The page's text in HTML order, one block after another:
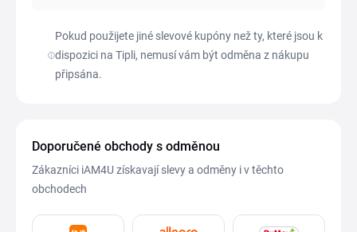
Pokud použijete jiné slevové kupóny než ty, které jsou k
dispozici na Tipli, nemusí vám být odměna z nákupu
připsána.
Doporučené obchody s odměnou
Zákazníci iAM4U získavají slevy a odměny i v těchto
obchodech